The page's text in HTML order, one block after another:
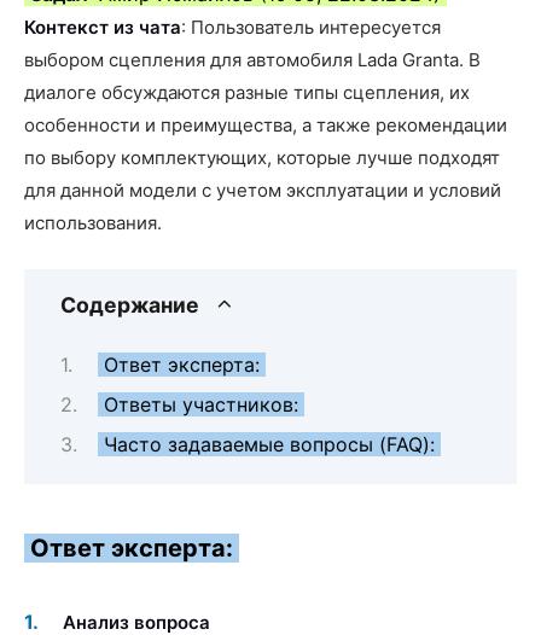
Контекст из чата: Пользователь интересуется
выбором сцепления для автомобиля Lada Granta. В
диалоге обсуждаются разные типы сцепления, их
особенности и преимущества, а также рекомендации
по выбору комплектующих, которые лучше подходят
для данной модели с учетом эксплуатации и условий
использования.
Содержание
Ответ эксперта:
Ответы участников:
Часто задаваемые вопросы (FAQ):
Ответ эксперта:
Анализ вопроса